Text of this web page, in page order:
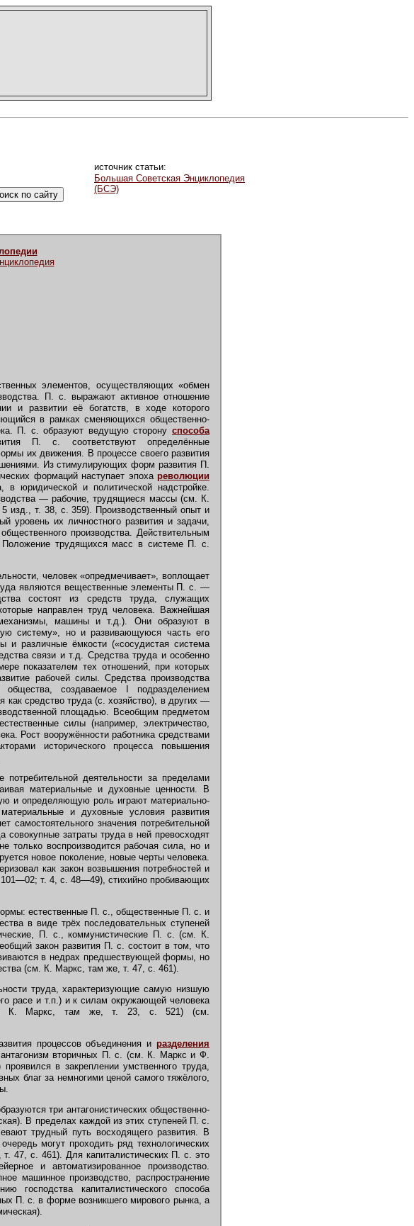
источник статьи:
Большая Советская Энциклопедия
(БСЭ)
элементов, осуществляющих «обмен
П. с. выражают активное отношение
и развитии её богатств, в ходе которого
в рамках сменяющихся общественно-
П. с. образуют ведущую сторону способа
П. с. соответствуют определённые
их движения. В процессе своего развития
Из стимулирующих форм развития П.
формаций наступает эпоха революции
в юридической и политической надстройке.
— рабочие, трудящиеся массы (см. К.
т. 38, с. 359). Производственный опыт и
уровень их личностного развития и задачи,
производства. Действительным
трудящихся масс в системе П. с.
человек «опредмечивает», воплощает
являются вещественные элементы П. с. —
состоят из средств труда, служащих
направлен труд человека. Важнейшая
машины и т.д.). Они образуют в
систему», но и развивающуюся часть его
и различные ёмкости («сосудистая система
связи и т.д. Средства труда и особенно
показателем тех отношений, при которых
рабочей силы. Средства производства
общества, создаваемое I подразделением
как средство труда (с. хозяйство), в других —
площадью. Всеобщим предметом
силы (например, электричество,
Рост вооружённости работника средствами
исторического процесса повышения
деятельности за пределами
материальные и духовные ценности. В
и определяющую роль играют материально-
и духовные условия развития
самостоятельного значения потребительной
совокупные затраты труда в ней превосходят
только воспроизводится рабочая сила, но и
новое поколение, новые черты человека.
как закон возвышения потребностей и
101—02; т. 4, с. 48—49), стихийно пробивающих
естественные П. с., общественные П. с. и
в виде трёх последовательных ступеней
П. с., коммунистические П. с. (см. К.
закон развития П. с. состоит в том, что
в недрах предшествующей формы, но
(см. К. Маркс, там же, т. 47, с. 461).
труда, характеризующие самую низшую
расе и т.п.) и к силам окружающей человека
К. Маркс, там же, т. 23, с. 521) (см.
процессов объединения иразделения
антагонизм вторичных П. с. (см. К. Маркс и Ф.
в закреплении умственного труда,
благ за немногими ценой самого тяжёлого,
три антагонистических общественно-
В пределах каждой из этих ступеней П. с.
трудный путь восходящего развития. В
могут проходить ряд технологических
47, с. 461). Для капиталистических П. с. это
и автоматизированное производство.
машинное производство, распространение
господства капиталистического способа
П. с. в форме возникшего мирового рынка, а